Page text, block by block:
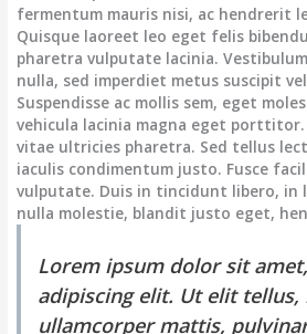
fermentum mauris nisi, ac hendrerit
Quisque laoreet leo eget felis
pharetra vulputate lacinia.
nulla, sed imperdiet metus suscipit
Suspendisse ac mollis sem, eget
vehicula lacinia magna eget porttitor.
vitae ultricies pharetra. Sed tellus
iaculis condimentum justo. Fusce
vulputate. Duis in tincidunt libero, in
nulla molestie, blandit justo eget,
Lorem ipsum dolor sit
adipiscing elit. Ut elit tellus,
ullamcorper mattis,